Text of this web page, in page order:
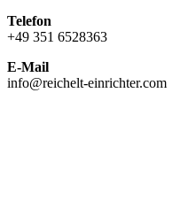
Telefon
+49 351 6528363
E-Mail
info@reichelt-einrichter.com